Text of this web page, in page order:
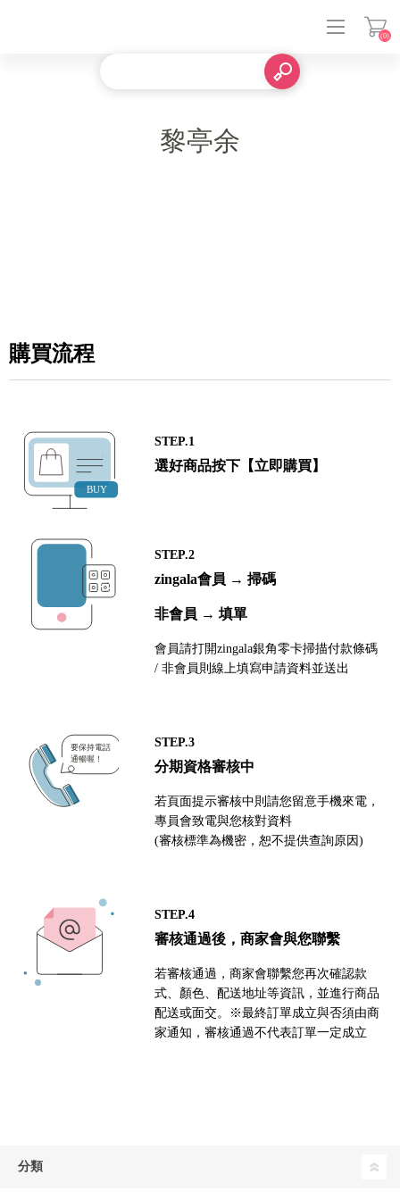
(0)
黎亭余
購買流程
STEP.1
選好商品按下【立即購買】
STEP.2
zingala會員 → 掃碼
非會員 → 填單
會員請打開zingala銀角零卡掃描付款條碼
/ 非會員則線上填寫申請資料並送出
STEP.3
分期資格審核中
若頁面提示審核中則請您留意手機來電，
專員會致電與您核對資料
(審核標準為機密，恕不提供查詢原因)
STEP.4
審核通過後，商家會與您聯繫
若審核通過，商家會聯繫您再次確認款
式、顏色、配送地址等資訊，並進行商品
配送或面交。※最終訂單成立與否須由商
家通知，審核通過不代表訂單一定成立
分類